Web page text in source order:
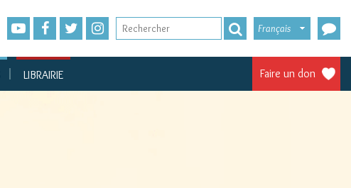
Français
Faire un don
LIBRAIRIE